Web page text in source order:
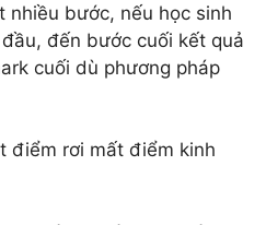
nhiều bước, nếu học sinh
đến bước cuối kết quả
cuối dù phương pháp
điểm rơi mất điểm kinh